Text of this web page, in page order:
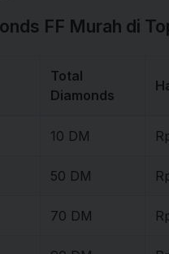
FF Murah di
Total
Diamonds
10 DM
50 DM
70 DM